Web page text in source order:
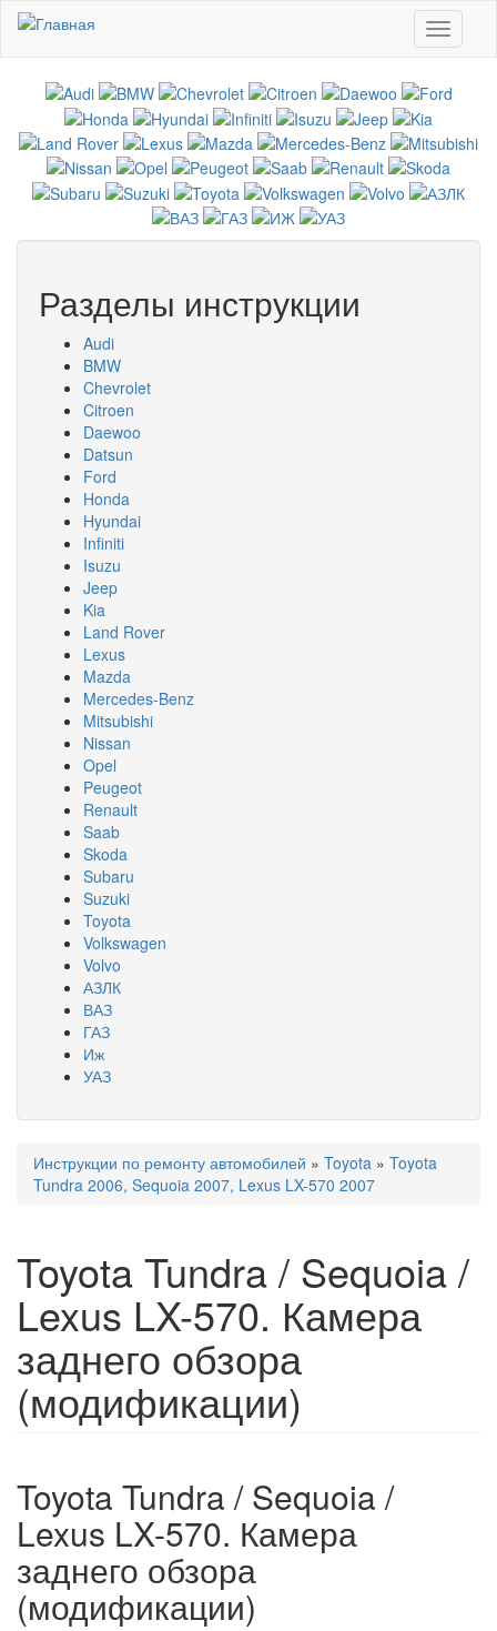
Перейти к основному содержанию
Toggle
Разделы инструкции
Audi
BMW
Chevrolet
Citroen
Daewoo
Datsun
Ford
Honda
Hyundai
Infiniti
Isuzu
Jeep
Kia
Land Rover
Lexus
Mazda
Mercedes-Benz
Mitsubishi
Nissan
Opel
Peugeot
Renault
Saab
Skoda
Subaru
Suzuki
Toyota
Volkswagen
Volvo
АЗЛК
ВАЗ
ГАЗ
Иж
УАЗ
Вы здесь
Инструкции по ремонту автомобилей » Toyota » Toyota
Tundra 2006, Sequoia 2007, Lexus LX-570 2007
Toyota Tundra / Sequoia /
Lexus LX-570. Камера
заднего обзора
(модификации)
Toyota Tundra / Sequoia /
Lexus LX-570. Камера
заднего обзора
(модификации)